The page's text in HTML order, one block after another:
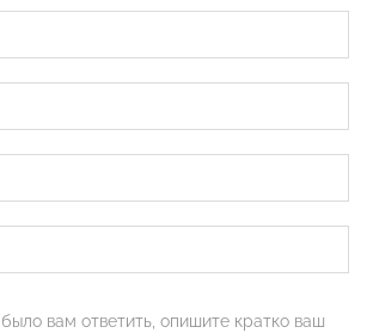
вам ответить, опишите кратко ваш